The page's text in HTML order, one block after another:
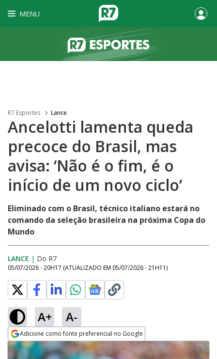
MENU
R7 Esportes Lance
Ancelotti lamenta queda
precoce do Brasil, mas
avisa: ‘Não é o fim, é o
início de um novo ciclo’
Eliminado com o Brasil, técnico italiano estará no
comando da seleção brasileira na próxima Copa do
Mundo
LANCE | Do R7
05/07/2026 - 20H17 (ATUALIZADO EM 05/07/2026 - 21H11)
A+ A-
Adicione como fonte preferencial no Google
Opens in new window